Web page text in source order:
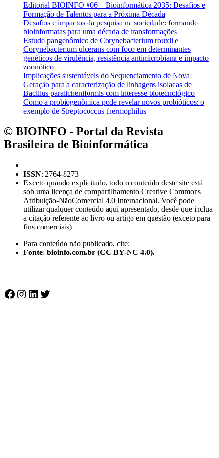
Editorial BIOINFO #06 – Bioinformática 2035: Desafios e
Formação de Talentos para a Próxima Década
Desafios e impactos da pesquisa na sociedade: formando
bioinformatas para uma década de transformações
Estudo pangenômico de Corynebacterium rouxii e
Corynebacterium ulcerans com foco em determinantes
genéticos de virulência, resistência antimicrobiana e impacto
zoonótico
Implicações sustentáveis do Sequenciamento de Nova
Geração para a caracterização de linhagens isoladas de
Bacillus paralicheniformis com interesse biotecnológico
Como a probiogenômica pode revelar novos probióticos: o
exemplo de Streptococcus thermophilus
© BIOINFO - Portal da Revista
Brasileira de Bioinformática
ISSN: 2764-8273
Exceto quando explicitado, todo o conteúdo deste site está
sob uma licença de compartilhamento Creative Commons
Atribuição-NãoComercial 4.0 Internacional. Você pode
utilizar qualquer conteúdo aqui apresentado, desde que inclua
a citação referente ao livro ou artigo em questão (exceto para
fins comerciais).
Para conteúdo não publicado, cite:
Fonte: bioinfo.com.br (CC BY-NC 4.0).
Facebook
Instagram
LinkedIn
Twitter